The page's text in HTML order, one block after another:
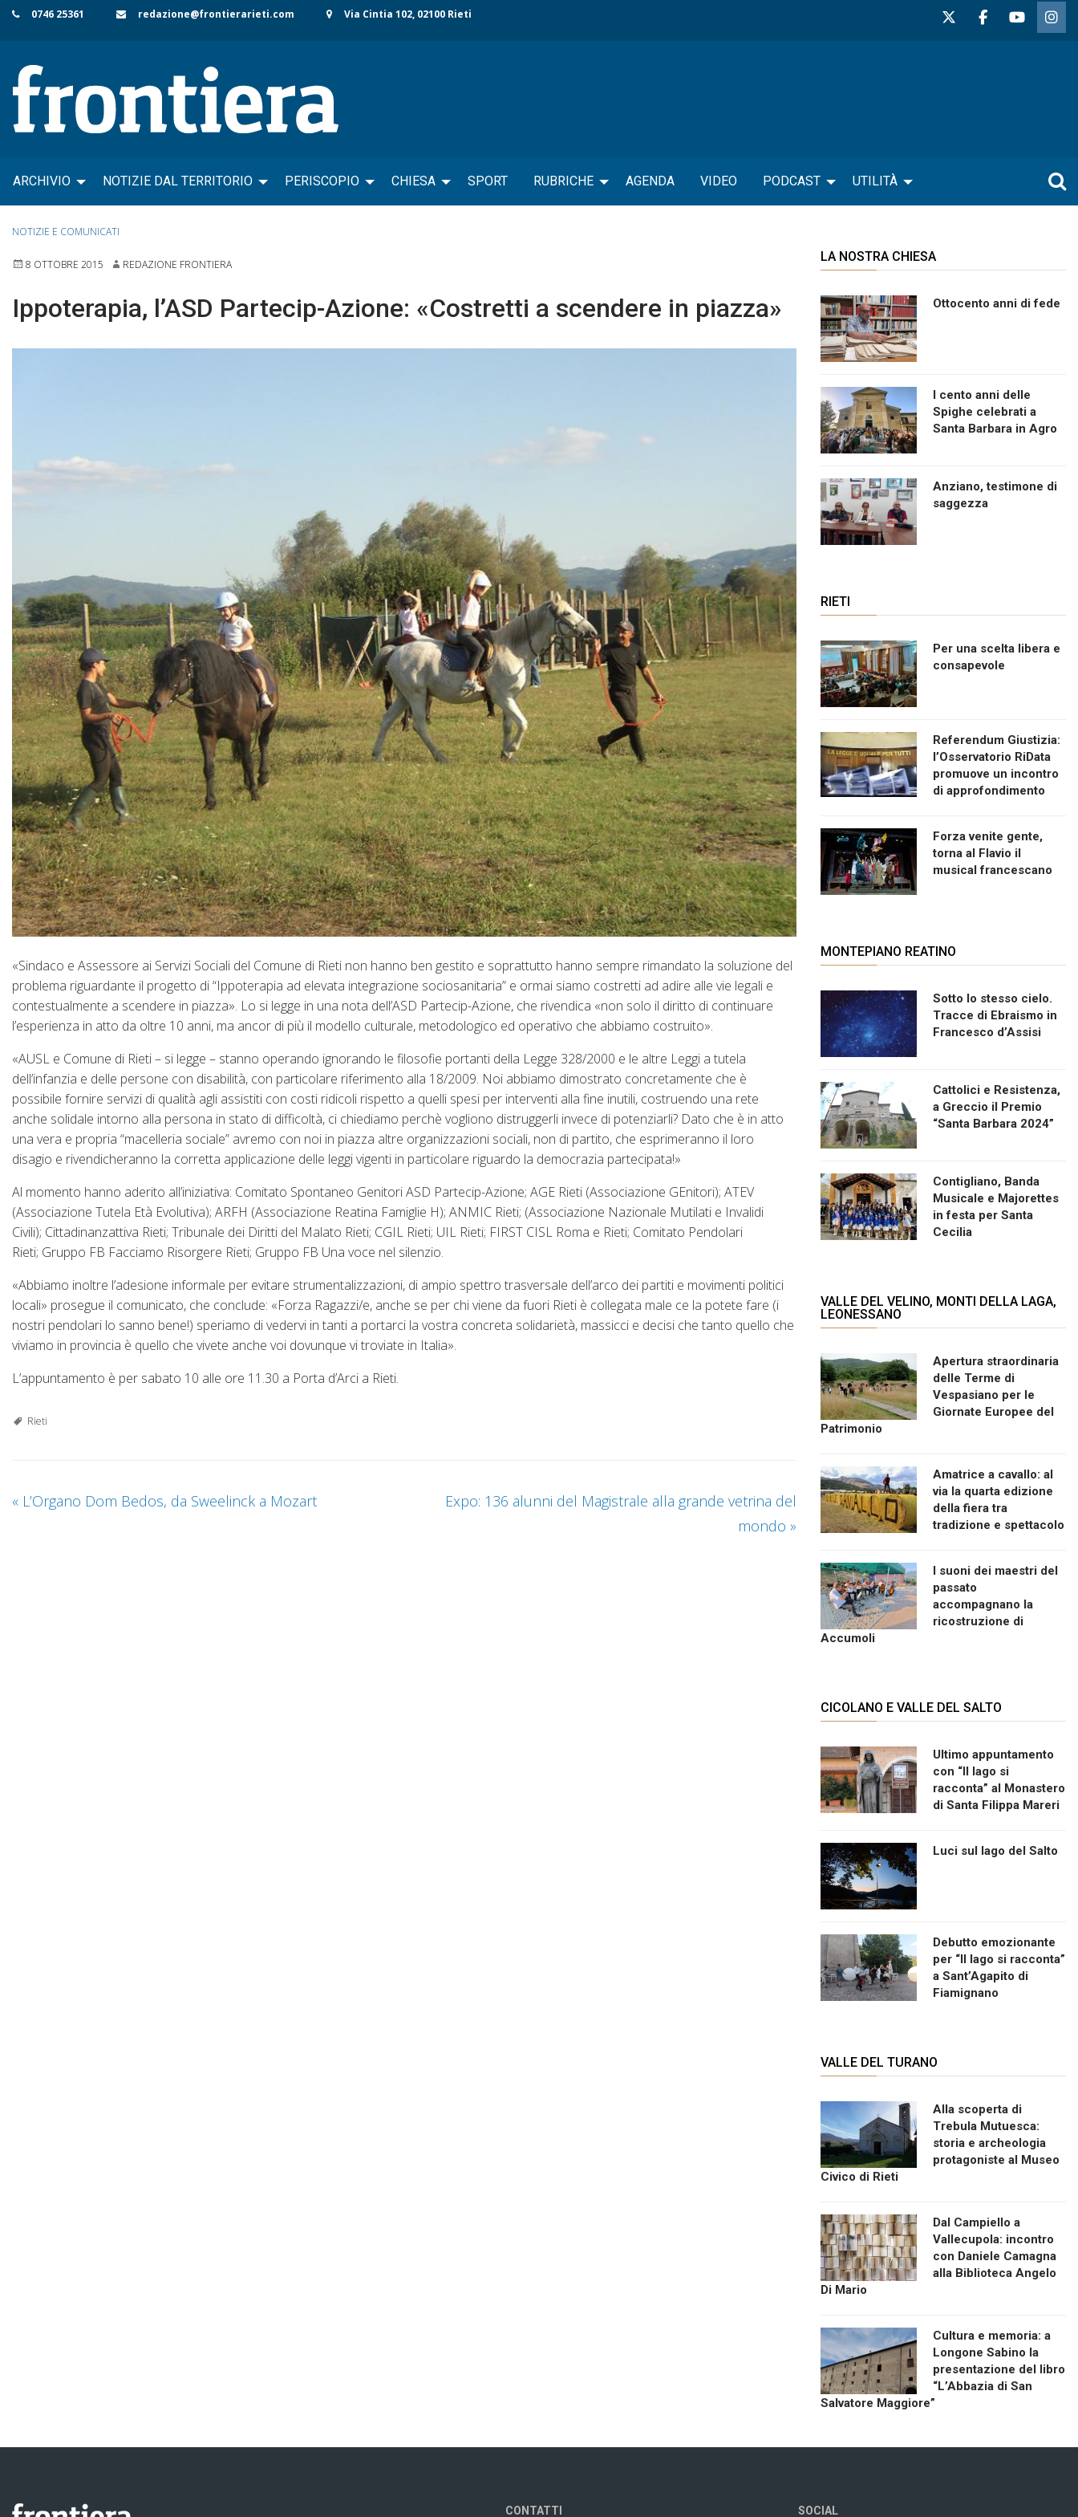
Skip
content
0746 25361 redazione@frontierarieti.com Via Cintia 102, 02100 Rieti
ARCHIVIO NOTIZIE DAL TERRITORIO PERISCOPIO CHIESA SPORT RUBRICHE AGENDA VIDEO PODCAST UTILITÀ
NOTIZIE E COMUNICATI
8 OTTOBRE 2015 REDAZIONE FRONTIERA
Ippoterapia, l’ASD Partecip-Azione: «Costretti a scendere in piazza»
«Sindaco e Assessore ai Servizi Sociali del Comune di Rieti non hanno ben gestito e soprattutto hanno sempre rimandato la soluzione del
problema riguardante il progetto di “Ippoterapia ad elevata integrazione sociosanitaria” e ormai siamo costretti ad adire alle vie legali e
contestualmente a scendere in piazza». Lo si legge in una nota dell’ASD Partecip-Azione, che rivendica «non solo il diritto di continuare
l’esperienza in atto da oltre 10 anni, ma ancor di più il modello culturale, metodologico ed operativo che abbiamo costruito».
«AUSL e Comune di Rieti – si legge – stanno operando ignorando le filosofie portanti della Legge 328/2000 e le altre Leggi a tutela
dell’infanzia e delle persone con disabilità, con particolare riferimento alla 18/2009. Noi abbiamo dimostrato concretamente che è
possibile fornire servizi di qualità agli assistiti con costi ridicoli rispetto a quelli spesi per interventi alla fine inutili, costruendo una rete
anche solidale intorno alla persona in stato di difficoltà, ci chiediamo perchè vogliono distruggerli invece di potenziarli? Dato che è in atto
una vera e propria “macelleria sociale” avremo con noi in piazza altre organizzazioni sociali, non di partito, che esprimeranno il loro
disagio e rivendicheranno la corretta applicazione delle leggi vigenti in particolare riguardo la democrazia partecipata!»
Al momento hanno aderito all’iniziativa: Comitato Spontaneo Genitori ASD Partecip-Azione; AGE Rieti (Associazione GEnitori); ATEV
(Associazione Tutela Età Evolutiva); ARFH (Associazione Reatina Famiglie H); ANMIC Rieti; (Associazione Nazionale Mutilati e Invalidi
Civili); Cittadinanzattiva Rieti; Tribunale dei Diritti del Malato Rieti; CGIL Rieti; UIL Rieti; FIRST CISL Roma e Rieti; Comitato Pendolari
Rieti; Gruppo FB Facciamo Risorgere Rieti; Gruppo FB Una voce nel silenzio.
«Abbiamo inoltre l’adesione informale per evitare strumentalizzazioni, di ampio spettro trasversale dell’arco dei partiti e movimenti politici
locali» prosegue il comunicato, che conclude: «Forza Ragazzi/e, anche se per chi viene da fuori Rieti è collegata male ce la potete fare (i
nostri pendolari lo sanno bene!) speriamo di vedervi in tanti a portarci la vostra concreta solidarietà, massicci e decisi che tanto quello che
viviamo in provincia è quello che vivete anche voi dovunque vi troviate in Italia».
L’appuntamento è per sabato 10 alle ore 11.30 a Porta d’Arci a Rieti.
Rieti
« L’Organo Dom Bedos, da Sweelinck a Mozart
Expo: 136 alunni del Magistrale alla grande vetrina del
mondo »
LA NOSTRA CHIESA
Ottocento anni di fede
I cento anni delle
Spighe celebrati a
Santa Barbara in Agro
Anziano, testimone di
saggezza
RIETI
Per una scelta libera e
consapevole
Referendum Giustizia:
l’Osservatorio RiData
promuove un incontro
di approfondimento
Forza venite gente,
torna al Flavio il
musical francescano
MONTEPIANO REATINO
Sotto lo stesso cielo.
Tracce di Ebraismo in
Francesco d’Assisi
Cattolici e Resistenza,
a Greccio il Premio
“Santa Barbara 2024”
Contigliano, Banda
Musicale e Majorettes
in festa per Santa
Cecilia
VALLE DEL VELINO, MONTI DELLA LAGA,
LEONESSANO
Apertura straordinaria
delle Terme di
Vespasiano per le
Giornate Europee del
Patrimonio
Amatrice a cavallo: al
via la quarta edizione
della fiera tra
tradizione e spettacolo
I suoni dei maestri del
passato
accompagnano la
ricostruzione di
Accumoli
CICOLANO E VALLE DEL SALTO
Ultimo appuntamento
con “Il lago si
racconta” al Monastero
di Santa Filippa Mareri
Luci sul lago del Salto
Debutto emozionante
per “Il lago si racconta”
a Sant’Agapito di
Fiamignano
VALLE DEL TURANO
Alla scoperta di
Trebula Mutuesca:
storia e archeologia
protagoniste al Museo
Civico di Rieti
Dal Campiello a
Vallecupola: incontro
con Daniele Camagna
alla Biblioteca Angelo
Di Mario
Cultura e memoria: a
Longone Sabino la
presentazione del libro
“L’Abbazia di San
Salvatore Maggiore”
CONTATTI SOCIAL